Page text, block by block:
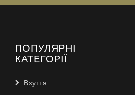
ПОПУЛЯРНІ
КАТЕГОРІЇ
Взуття